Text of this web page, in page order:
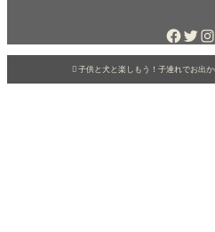
ママに朗
報です！
先日、相
模原市に
 子供と犬と楽しもう！子連れでお出